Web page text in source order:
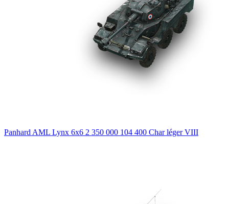
Panhard AML Lynx 6x6 2 350 000 104 400 Char légerVIII